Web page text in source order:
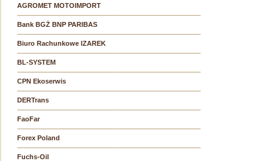
AGROMET MOTOIMPORT
Bank BGŻ BNP PARIBAS
Biuro Rachunkowe IZAREK
BL-SYSTEM
CPN Ekoserwis
DERTrans
FaoFar
Forex Poland
Fuchs-Oil